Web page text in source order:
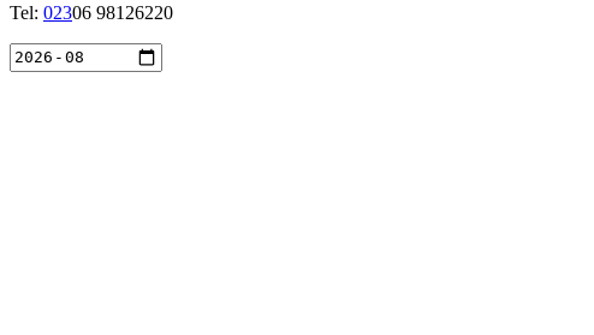
Tel: 02306 98126220